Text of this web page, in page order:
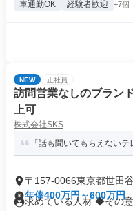
車通勤OK 経験者歓迎 +7個
NEW 正社員
訪問営業なしのブラン
上可
株式会社SKS
「話も聞いてもらえない
〒157-0066東京都世田
年俸400万円～600万円
求めている人材 ◆その